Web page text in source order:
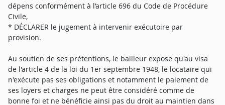
dépens conformément à l’article 696 du Code de Procédure
Civile,
* DÉCLARER le jugement à intervenir exécutoire par
provision.
Au soutien de ses prétentions, le bailleur expose qu'au visa
de l'article 4 de la loi du 1er septembre 1948, le locataire qui
n'exécute pas ses obligations et notamment le paiement de
ses loyers et charges ne peut être considéré comme de
bonne foi et ne bénéficie ainsi pas du droit au maintien dans